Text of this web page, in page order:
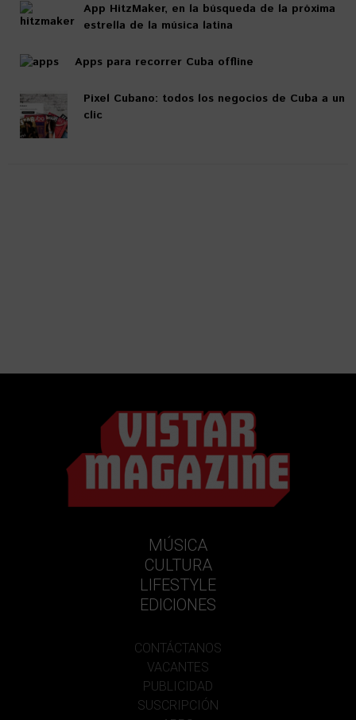
App HitzMaker, en la búsqueda de la próxima
estrella de la música latina
Apps para recorrer Cuba offline
Pixel Cubano: todos los negocios de Cuba a un
clic
MÚSICA
CULTURA
LIFESTYLE
EDICIONES
CONTÁCTANOS
VACANTES
PUBLICIDAD
SUSCRIPCIÓN